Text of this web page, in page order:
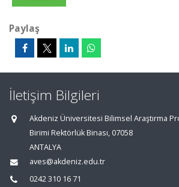
Paylaş
İletişim Bilgileri
Akdeniz Üniversitesi Bilimsel Araştırma
Birimi Rektörlük Binası, 07058
ANTALYA
aves@akdeniz.edu.tr
0242 310 16 71